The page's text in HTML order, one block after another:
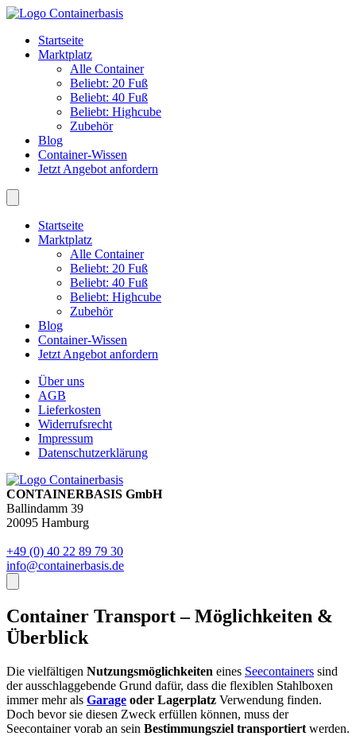
Startseite
Marktplatz
Alle Container
Beliebt: 20 Fuß
Beliebt: 40 Fuß
Beliebt: Highcube
Zubehör
Blog
Container-Wissen
Jetzt Angebot anfordern
Startseite
Marktplatz
Alle Container
Beliebt: 20 Fuß
Beliebt: 40 Fuß
Beliebt: Highcube
Zubehör
Blog
Container-Wissen
Jetzt Angebot anfordern
Über uns
AGB
Lieferkosten
Widerrufsrecht
Impressum
Datenschutzerklärung
CONTAINERBASIS GmbH
Ballindamm 39
20095 Hamburg
+49 (0) 40 22 89 79 30
info@containerbasis.de
Container Transport – Möglichkeiten &
Überblick
Die vielfältigen Nutzungsmöglichkeiten eines Seecontainers sind
der ausschlaggebende Grund dafür, dass die flexiblen Stahlboxen
immer mehr als Garage oder Lagerplatz Verwendung finden.
Doch bevor sie diesen Zweck erfüllen können, muss der
Seecontainer vorab an sein Bestimmungsziel transportiert werden.